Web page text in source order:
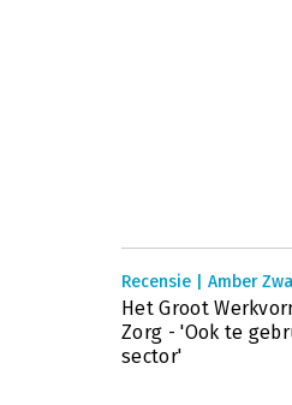
Recensie | Amber
Het Groot
Zorg - 'Ook te
sector'